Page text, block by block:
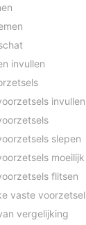
invullen
invullen
slepen
moeilijk
flitsen
vergelijking